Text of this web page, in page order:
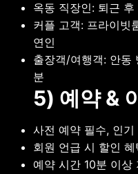
옥동 직장인: 퇴근
커플 고객: 프라이빗
연인
출장객/여행객: 안동
분
5) 예약 &
사전 예약 필수, 인
회원 언급 시 할인
예약 시간 10분 이